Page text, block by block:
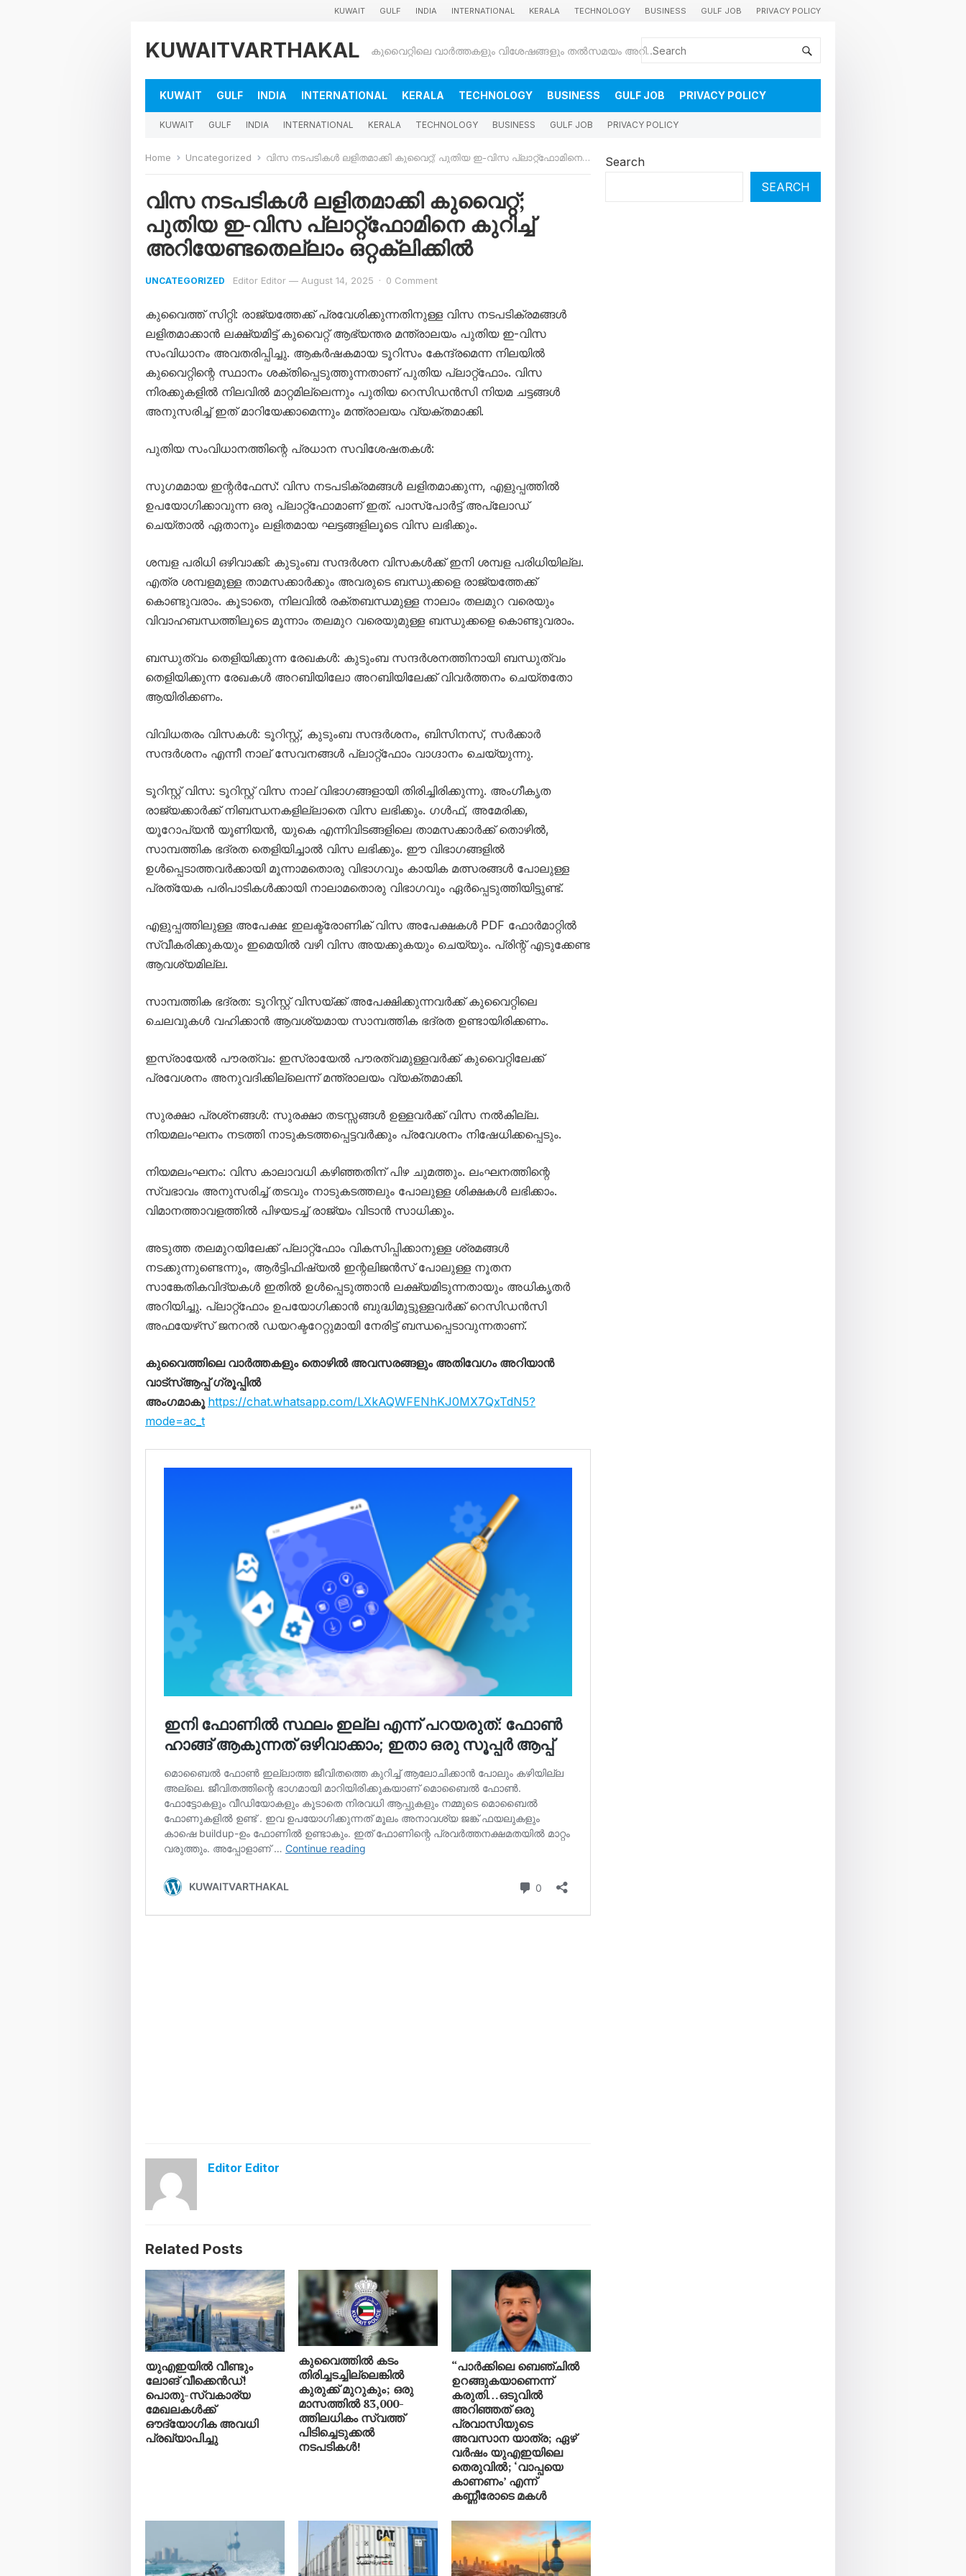
KUWAIT GULF INDIA INTERNATIONAL KERALA TECHNOLOGY BUSINESS GULF JOB PRIVACY POLICY
KUWAITVARTHAKAL കുവൈറ്റിലെ വാർത്തകളും വിശേഷങ്ങളും തൽസമയം അറിയാൻ
KUWAIT GULF INDIA INTERNATIONAL KERALA TECHNOLOGY BUSINESS GULF JOB PRIVACY POLICY
KUWAIT GULF INDIA INTERNATIONAL KERALA TECHNOLOGY BUSINESS GULF JOB PRIVACY POLICY
Home Uncategorized വിസ നടപടികൾ ലളിതമാക്കി കുവൈറ്റ്; പുതിയ ഇ-വിസ പ്ലാറ്റ്‌ഫോമിനെ കുറിച്ച് അറിയേണ്ടതെല്ലാം ഒറ്റക്ലിക്കിൽ
വിസ നടപടികൾ ലളിതമാക്കി കുവൈറ്റ്;
പുതിയ ഇ-വിസ പ്ലാറ്റ്‌ഫോമിനെ കുറിച്ച്
അറിയേണ്ടതെല്ലാം ഒറ്റക്ലിക്കിൽ
UNCATEGORIZED Editor Editor — August 14, 2025 · 0 Comment
കുവൈത്ത് സിറ്റി: രാജ്യത്തേക്ക് പ്രവേശിക്കുന്നതിനുള്ള വിസ നടപടിക്രമങ്ങൾ
ലളിതമാക്കാൻ ലക്ഷ്യമിട്ട് കുവൈറ്റ് ആഭ്യന്തര മന്ത്രാലയം പുതിയ ഇ-വിസ
സംവിധാനം അവതരിപ്പിച്ചു. ആകർഷകമായ ടൂറിസം കേന്ദ്രമെന്ന നിലയിൽ
കുവൈറ്റിന്റെ സ്ഥാനം ശക്തിപ്പെടുത്തുന്നതാണ് പുതിയ പ്ലാറ്റ്‌ഫോം. വിസ
നിരക്കുകളിൽ നിലവിൽ മാറ്റമില്ലെന്നും പുതിയ റെസിഡൻസി നിയമ ചട്ടങ്ങൾ
അനുസരിച്ച് ഇത് മാറിയേക്കാമെന്നും മന്ത്രാലയം വ്യക്തമാക്കി.
പുതിയ സംവിധാനത്തിന്റെ പ്രധാന സവിശേഷതകൾ:
സുഗമമായ ഇന്റർഫേസ്: വിസ നടപടിക്രമങ്ങൾ ലളിതമാക്കുന്ന, എളുപ്പത്തിൽ
ഉപയോഗിക്കാവുന്ന ഒരു പ്ലാറ്റ്‌ഫോമാണ് ഇത്. പാസ്‌പോർട്ട് അപ്‌ലോഡ്
ചെയ്താൽ ഏതാനും ലളിതമായ ഘട്ടങ്ങളിലൂടെ വിസ ലഭിക്കും.
ശമ്പള പരിധി ഒഴിവാക്കി: കുടുംബ സന്ദർശന വിസകൾക്ക് ഇനി ശമ്പള പരിധിയില്ല.
എത്ര ശമ്പളമുള്ള താമസക്കാർക്കും അവരുടെ ബന്ധുക്കളെ രാജ്യത്തേക്ക്
കൊണ്ടുവരാം. കൂടാതെ, നിലവിൽ രക്തബന്ധമുള്ള നാലാം തലമുറ വരെയും
വിവാഹബന്ധത്തിലൂടെ മൂന്നാം തലമുറ വരെയുമുള്ള ബന്ധുക്കളെ കൊണ്ടുവരാം.
ബന്ധുത്വം തെളിയിക്കുന്ന രേഖകൾ: കുടുംബ സന്ദർശനത്തിനായി ബന്ധുത്വം
തെളിയിക്കുന്ന രേഖകൾ അറബിയിലോ അറബിയിലേക്ക് വിവർത്തനം ചെയ്തതോ
ആയിരിക്കണം.
വിവിധതരം വിസകൾ: ടൂറിസ്റ്റ്, കുടുംബ സന്ദർശനം, ബിസിനസ്, സർക്കാർ
സന്ദർശനം എന്നീ നാല് സേവനങ്ങൾ പ്ലാറ്റ്‌ഫോം വാഗ്ദാനം ചെയ്യുന്നു.
ടൂറിസ്റ്റ് വിസ: ടൂറിസ്റ്റ് വിസ നാല് വിഭാഗങ്ങളായി തിരിച്ചിരിക്കുന്നു. അംഗീകൃത
രാജ്യക്കാർക്ക് നിബന്ധനകളില്ലാതെ വിസ ലഭിക്കും. ഗൾഫ്, അമേരിക്ക,
യൂറോപ്യൻ യൂണിയൻ, യുകെ എന്നിവിടങ്ങളിലെ താമസക്കാർക്ക് തൊഴിൽ,
സാമ്പത്തിക ഭദ്രത തെളിയിച്ചാൽ വിസ ലഭിക്കും. ഈ വിഭാഗങ്ങളിൽ
ഉൾപ്പെടാത്തവർക്കായി മൂന്നാമതൊരു വിഭാഗവും കായിക മത്സരങ്ങൾ പോലുള്ള
പ്രത്യേക പരിപാടികൾക്കായി നാലാമതൊരു വിഭാഗവും ഏർപ്പെടുത്തിയിട്ടുണ്ട്.
എളുപ്പത്തിലുള്ള അപേക്ഷ: ഇലക്ട്രോണിക് വിസ അപേക്ഷകൾ PDF ഫോർമാറ്റിൽ
സ്വീകരിക്കുകയും ഇമെയിൽ വഴി വിസ അയക്കുകയും ചെയ്യും. പ്രിന്റ് എടുക്കേണ്ട
ആവശ്യമില്ല.
സാമ്പത്തിക ഭദ്രത: ടൂറിസ്റ്റ് വിസയ്ക്ക് അപേക്ഷിക്കുന്നവർക്ക് കുവൈറ്റിലെ
ചെലവുകൾ വഹിക്കാൻ ആവശ്യമായ സാമ്പത്തിക ഭദ്രത ഉണ്ടായിരിക്കണം.
ഇസ്രായേൽ പൗരത്വം: ഇസ്രായേൽ പൗരത്വമുള്ളവർക്ക് കുവൈറ്റിലേക്ക്
പ്രവേശനം അനുവദിക്കില്ലെന്ന് മന്ത്രാലയം വ്യക്തമാക്കി.
സുരക്ഷാ പ്രശ്‌നങ്ങൾ: സുരക്ഷാ തടസ്സങ്ങൾ ഉള്ളവർക്ക് വിസ നൽകില്ല.
നിയമലംഘനം നടത്തി നാടുകടത്തപ്പെട്ടവർക്കും പ്രവേശനം നിഷേധിക്കപ്പെടും.
നിയമലംഘനം: വിസ കാലാവധി കഴിഞ്ഞതിന് പിഴ ചുമത്തും. ലംഘനത്തിന്റെ
സ്വഭാവം അനുസരിച്ച് തടവും നാടുകടത്തലും പോലുള്ള ശിക്ഷകൾ ലഭിക്കാം.
വിമാനത്താവളത്തിൽ പിഴയടച്ച് രാജ്യം വിടാൻ സാധിക്കും.
അടുത്ത തലമുറയിലേക്ക് പ്ലാറ്റ്‌ഫോം വികസിപ്പിക്കാനുള്ള ശ്രമങ്ങൾ
നടക്കുന്നുണ്ടെന്നും, ആർട്ടിഫിഷ്യൽ ഇന്റലിജൻസ് പോലുള്ള നൂതന
സാങ്കേതികവിദ്യകൾ ഇതിൽ ഉൾപ്പെടുത്താൻ ലക്ഷ്യമിടുന്നതായും അധികൃതർ
അറിയിച്ചു. പ്ലാറ്റ്‌ഫോം ഉപയോഗിക്കാൻ ബുദ്ധിമുട്ടുള്ളവർക്ക് റെസിഡൻസി
അഫയേഴ്‌സ് ജനറൽ ഡയറക്ടറേറ്റുമായി നേരിട്ട് ബന്ധപ്പെടാവുന്നതാണ്.
കുവൈത്തിലെ വാർത്തകളും തൊഴിൽ അവസരങ്ങളും അതിവേഗം അറിയാൻ
വാട്സ്ആപ്പ് ഗ്രൂപ്പിൽ
അംഗമാകൂ https://chat.whatsapp.com/LXkAQWFENhKJ0MX7QxTdN5?
mode=ac_t
Editor Editor
Related Posts
യുഎഇയിൽ വീണ്ടും
ലോങ് വീക്കെൻഡ്!
പൊതു-സ്വകാര്യ
മേഖലകൾക്ക്
ഔദ്യോഗിക അവധി
പ്രഖ്യാപിച്ചു
കുവൈത്തിൽ കടം
തിരിച്ചടച്ചില്ലെങ്കിൽ
കുരുക്ക് മുറുകും; ഒരു
മാസത്തിൽ 83,000-
ത്തിലധികം സ്വത്ത്
പിടിച്ചെടുക്കൽ
നടപടികൾ!
“പാർക്കിലെ ബെഞ്ചിൽ
ഉറങ്ങുകയാണെന്ന്
കരുതി…ഒടുവിൽ
അറിഞ്ഞത് ഒരു
പ്രവാസിയുടെ
അവസാന യാത്ര; ഏഴ്
വർഷം യുഎഇയിലെ
തെരുവിൽ; ‘വാപ്പയെ
കാണണം’ എന്ന്
കണ്ണീരോടെ മകൾ
Search
SEARCH